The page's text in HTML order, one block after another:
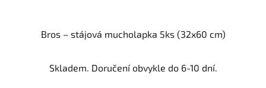
Bros – stájová mucholapka 5ks (32x60 cm)
Skladem. Doručení obvykle do 6-10 dní.